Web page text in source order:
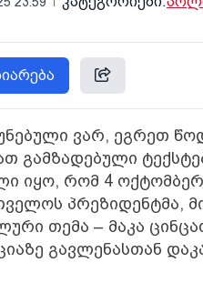
ვარ, ეგრეთ
გამზადებული
იყო, რომ 4
პრეზიდენტმა,
თემა – მაკა
გავლენასთან